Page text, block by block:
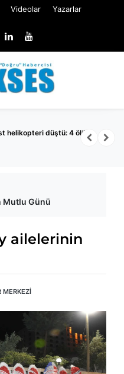
Videolar Yazarlar
4 ölü
Mutlu Günü
ailelerinin
MERKEZİ